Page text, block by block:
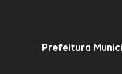
Prefeitura